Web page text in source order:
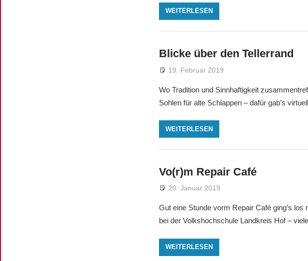
WEITERLESEN
Blicke über den Tellerrand
19. Februar 2019
Wo Tradition und Sinnhaftigkeit
Sohlen für alte Schlappen – dafür gab’s
WEITERLESEN
Vo(r)m Repair Café
20. Januar 2019
Gut eine Stunde vorm Repair Café ging’s
bei der Volkshochschule Landkreis Hof –
WEITERLESEN